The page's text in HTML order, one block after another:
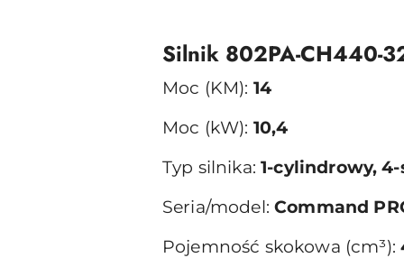
Silnik 802PA-CH440-
Moc (KM): 14
Moc (kW): 10,4
Typ silnika:1-cylindrowy,
Seria/model:Command
Pojemność skokowa (cm³):